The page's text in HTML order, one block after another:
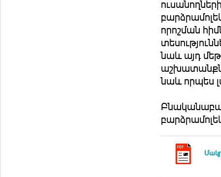
որոշման
նաև այդ
նաև որպես